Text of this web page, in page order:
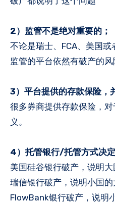
2）监管不是绝对重要的；
不论是瑞士、FCA、美国
监管的平台依然有破产的风
3）平台提供的存款保险，
很多券商提供存款保险，
义。
4）托管银行/托管方式决
美国硅谷银行破产，说明大
瑞信银行破产，说明小国的
FlowBank银行破产，说明